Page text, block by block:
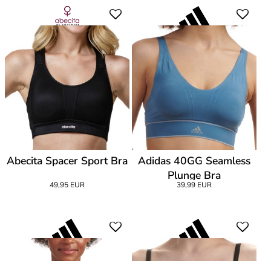
Abecita Spacer Sport Bra
49,95 EUR
Adidas 40GG Seamless
Plunge Bra
39,99 EUR